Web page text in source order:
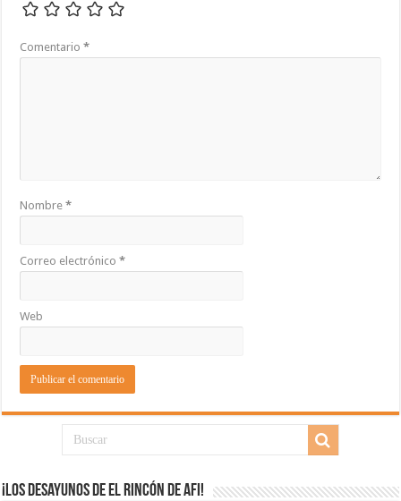
Comentario*
Nombre*
Correo electrónico*
Web
¡Los desayunos de El Rincón de Afi!